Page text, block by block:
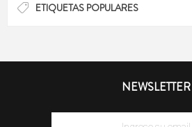
ETIQUETAS POPULARES
NEWSLETTER